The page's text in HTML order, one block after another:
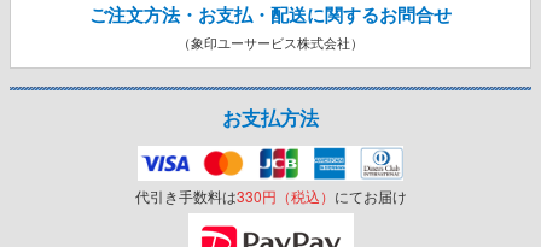
ご注文方法・お支払・配送に関するお問合せ
（象印ユーサービス株式会社）
お支払方法
代引き手数料は330円（税込） にてお届け